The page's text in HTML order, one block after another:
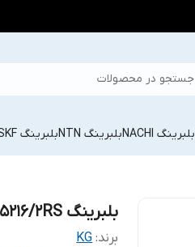
جستجو در محصولات
بلبرینگ NACHI بلبرینگ NTN بلبرینگ SKF
بلبرینگ KG 5216/2RS
برند: KG